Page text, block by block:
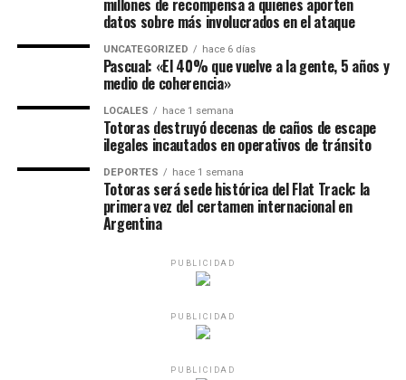
datos sobre más involucrados en el ataque
UNCATEGORIZED hace 6 días
Pascual: «El 40% que vuelve a la gente, 5 años y
medio de coherencia»
LOCALES hace 1 semana
Totoras destruyó decenas de caños de escape
ilegales incautados en operativos de tránsito
DEPORTES hace 1 semana
Totoras será sede histórica del Flat Track: la
primera vez del certamen internacional en
Argentina
PUBLICIDAD
PUBLICIDAD
PUBLICIDAD